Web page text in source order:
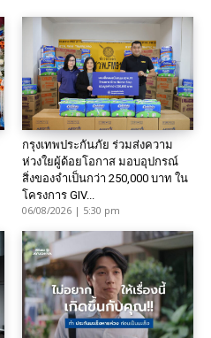
กรุงเทพประกันภัย ร่วมส่งความ
ห่วงใยผู้ด้อยโอกาส มอบอุปกรณ์
สิ่งของจำเป็นกว่า 250,000 บาท ใน
โครงการ GIV...
06/08/2026 | 5:30 pm